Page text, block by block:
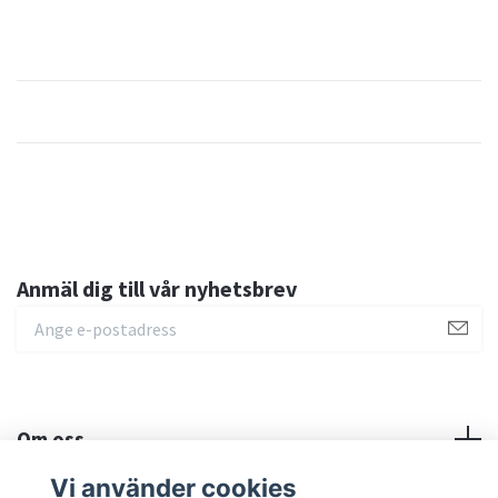
Anmäl dig till vår nyhetsbrev
Om oss
Vi använder cookies